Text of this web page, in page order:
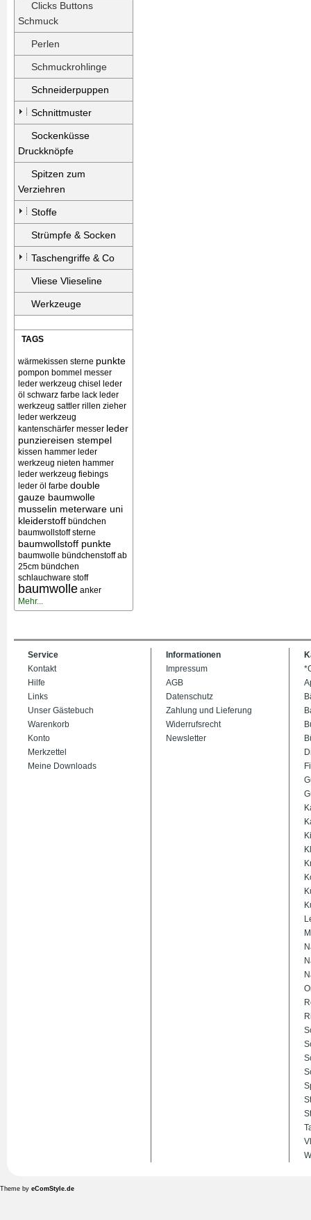
Clicks Buttons
Schmuck
Perlen
Schmuckrohlinge
Schneiderpuppen
Schnittmuster
Sockenküsse
Druckknöpfe
Spitzen zum
Verziehren
Stoffe
Strümpfe & Socken
Taschengriffe & Co
Vliese Vlieseline
Werkzeuge
TAGS
wärmekissen sterne punkte
pompon bommel messer
leder werkzeug chisel
leder
öl schwarz farbe lack leder
werkzeug sattler rillen zieher
leder werkzeug
kantenschärfer messer leder
punziereisen stempel
kissen hammer leder
werkzeug nieten hammer
leder werkzeug fiebings
leder öl farbe double
gauze baumwolle
musselin meterware uni
kleiderstoff bündchen
baumwollstoff sterne
baumwollstoff punkte
baumwolle bündchenstoff ab
25cm bündchen
schlauchware stoff
baumwolle anker
Mehr...
Service
Kontakt
Hilfe
Links
Unser Gästebuch
Warenkorb
Konto
Merkzettel
Meine Downloads
Informationen
Impressum
AGB
Datenschutz
Zahlung und Lieferung
Widerrufsrecht
Newsletter
Theme by eComStyle.de